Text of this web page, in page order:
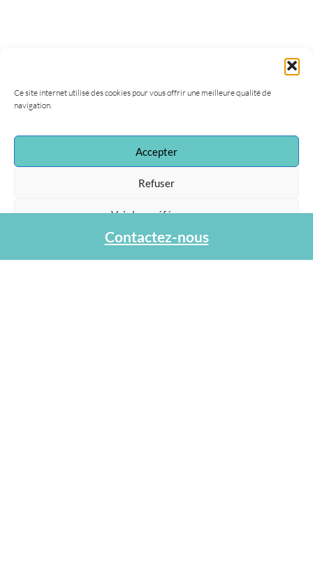
Ce site internet utilise des cookies pour vous offrir une meilleure qualité de
navigation.
Accepter
Refuser
Voir les préférences
Protection des données personnelles
47, rue de la Procession
contact@agapa.fr
Contactez-nous